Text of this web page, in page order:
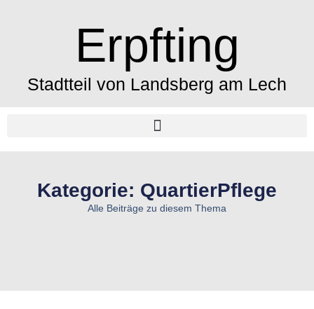
Erpfting
Stadtteil von Landsberg am Lech
Kategorie: QuartierPflege
Alle Beiträge zu diesem Thema